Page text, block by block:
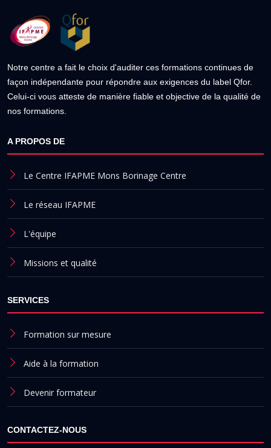
Notre centre a fait le choix d'auditer ces formations continues de
façon indépendante pour répondre aux exigences du label Qfor.
Celui-ci vous atteste de manière fiable et objective de la qualité de
nos formations.
A PROPOS DE
Le Centre IFAPME Mons Borinage Centre
Le réseau IFAPME
L'équipe
Missions et qualité
SERVICES
Formation sur mesure
Aide à la formation
Devenir formateur
CONTACTEZ-NOUS